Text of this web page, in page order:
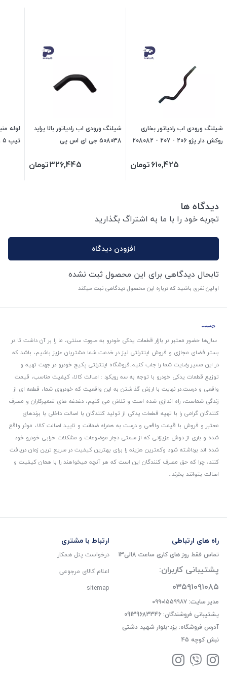
شیلنگ ورودی اب رادیاتور بخاری
روکش دار پژو 206 - 207 - 208082
610,425تومان
شیلنگ ورودی اب رادیاتور بالا پراید
508038 جی ای اس پی
326,445تومان
دیدگاه ها
تجربه خود را با ما به اشتراگ بگذارید
افزودن دیدگاه
تابحال دیدگاهی برای این محصول ثبت نشده
اولین نفری باشید که درباره این محصول دیدگاهی ثبت میکند
سال‌ها حضور معتبر در بازار قطعات یدکی خودرو به صورت سنتی، ما را بر آن داشت تا در
بستر فضای مجازی و فروش اینترنتی نیز در خدمت شما مشتریان عزیز باشیم، باشد که
در این مسیر رضایت شما را جلب کنیم.فروشگاه اینترنتی پکیج خودرو در جهت تهیه و
توزیع قطعات یدکی خودرو با توجه به سه رویکرد : اصالت کالا، کیفیت مناسب، قیمت
واقعی و درست.در نهایت با ارزش گذاشتن به این واقعیت که خودروی شما، قطعه ای از
زندگی شماست، راه اندازی شده است و تلاش می کنیم، دغدغه های تعمیرکاران و مصرف
کنندگان گرامی را با تهیه قطعات یدکی از تولید کنندگان با اصالت داخلی با برندهای
معتبر و فروش با قیمت واقعی و درست به همراه ضمانت و تایید اصالت کالا، موثر واقع
شده و باری از دوش عزیزانی که از سمتی دچار موضوعات و مشکلات خرابی خودرو خود
شده اند برداشته شود و‌کمترین هزینه را برای بهترین کیفیت در سریع ترین زمان دریافت
کنند، چرا که حق مصرف کنندگان این است که هر آنچه میخواهند را با همان کیفیت و
اصالت بتوانند بخرند..
راه های ارتباطی
تماس فقط روز های کاری ساعت 8الی13
پشتیبانی کاربران:
۰۳۵۹۱۰۹۱۰۸۵
مدیر سایت: ۰۹۹۰۱۵۵۹۹۸۷
پشتیبانی فروشندگان: 09139683346
آدرس فروشگاه: یزد-بلوار شهید دشتی
نبش کوچه 45
ارتباط با مشتری
درخواست پنل همکار
اعلام کالای مرجوعی
sitemap